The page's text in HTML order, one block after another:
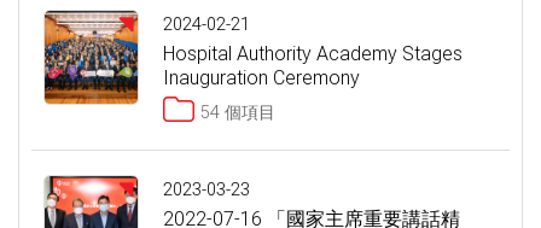
2024-02-21
Hospital Authority Academy Stages
Inauguration Ceremony
54 個項目
2023-03-23
2022-07-16 「國家主席重要講話精